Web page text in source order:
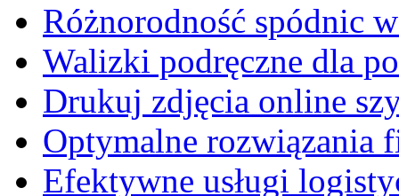
Różnorodność spódnic
Walizki podręczne dla
Drukuj zdjęcia online
Optymalne rozwiązania
Efektywne usługi